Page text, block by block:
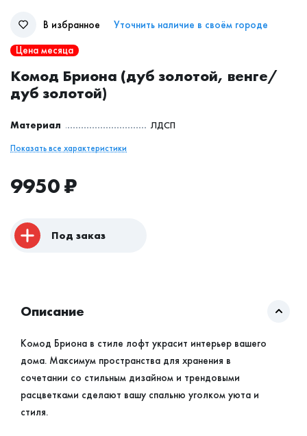
В избранное
Уточнить наличие в своём городе
Цена месяца
Комод Бриона (дуб золотой, венге/
дуб золотой)
Материал ЛДСП
Показать все характеристики
9950₽
Под заказ
Описание
Комод Бриона в стиле лофт украсит интерьер вашего
дома. Максимум пространства для хранения в
сочетании со стильным дизайном и трендовыми
расцветками сделают вашу спальню уголком уюта и
стиля.